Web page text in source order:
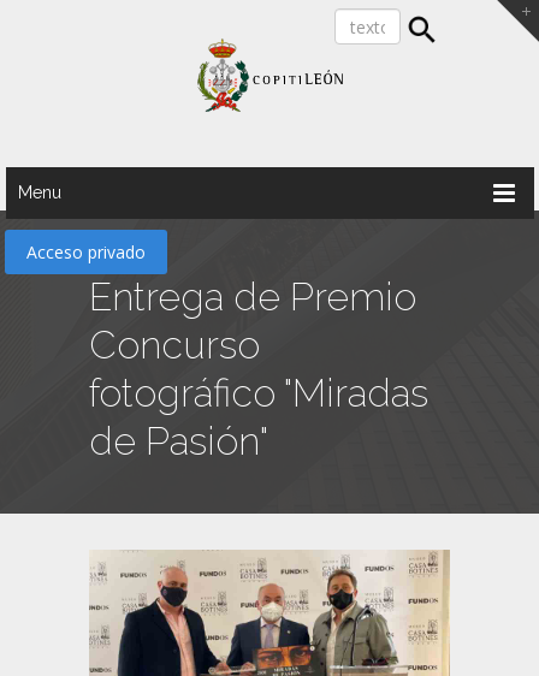
Menu
Acceso privado
Entrega de Premio
Concurso
fotográfico "Miradas
de Pasión"